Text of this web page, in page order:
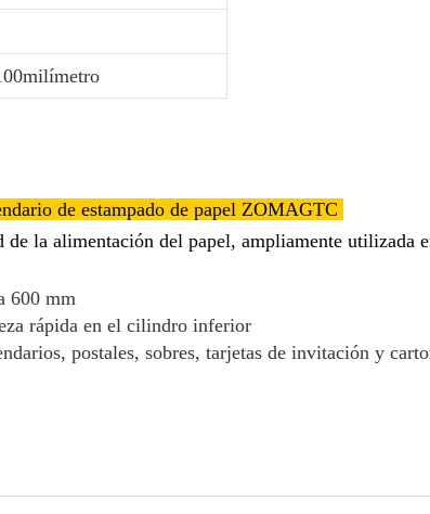
de estampado de papel ZOMAGTC
la alimentación del papel, ampliamente utilizada
600 mm
rápida en el cilindro inferior
postales, sobres, tarjetas de invitación y